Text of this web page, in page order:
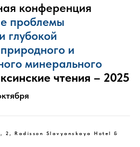
конференция
проблемы
глубокой
и
минерального
чтения – 2025
2, Radisson Slavyanskaya Hotel &